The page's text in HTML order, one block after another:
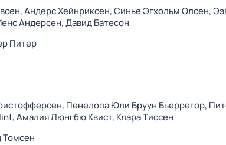
Андерс Хейнриксен,Синье Эгхольм Олсен,
Андерсен,Давид Батесон
Питер
Пенелопа Юли Бруун Бьеррегор,
Амалия Люнгбю Квист, Клара Тиссен
Томсен